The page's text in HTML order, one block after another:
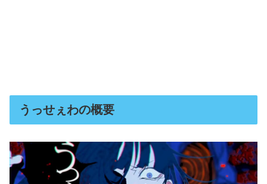
うっせぇわの概要